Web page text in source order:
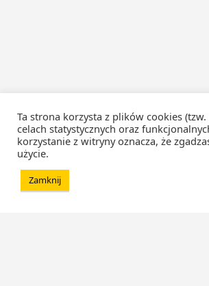
Ta strona korzysta z plików cookies (tzw.
celach statystycznych oraz
korzystanie z witryny oznacza, że
użycie.
Zamknij